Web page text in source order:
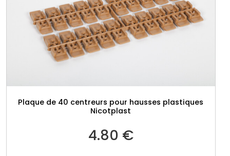
Plaque de 40 centreurs pour hausses plastiques
Nicotplast
4.80 €